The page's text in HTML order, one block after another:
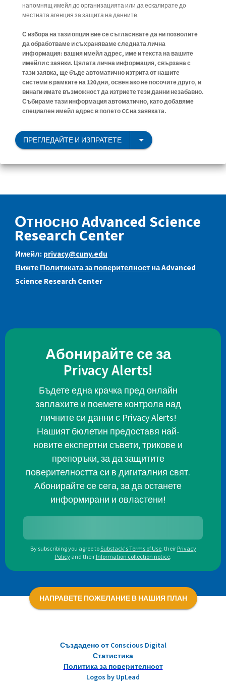
напомнящ имейл до организацията или да ескалирате до
местната агенция за защита на данните.
С избора на тази опция вие се съгласявате да ни позволите
да обработваме и съхраняваме следната лична
информация: вашия имейл адрес, име и текста на вашите
имейли с заявки. Цялата лична информация, свързана с
тази заявка, ще бъде автоматично изтрита от нашите
системи в рамките на 120 дни, освен ако не посочите друго, и
винаги имате възможност да изтриете тези данни незабавно.
Събираме тази информация автоматично, като добавяме
специален имейл адрес в полето CC на заявката.
ПРЕГЛЕДАЙТЕ И ИЗПРАТЕТЕ
Относно Advanced Science
Research Center
Имейл: privacy@cuny.edu
Вижте Политиката за поверителност на Advanced
Science Research Center
Абонирайте се за
Privacy Alerts!
Бъдете една крачка пред онлайн
заплахите и поемете контрола над
личните си данни с Privacy Alerts!
Нашият бюлетин предоставя най-
новите експертни съвети, трикове и
препоръки, за да защитите
поверителността си в дигиталния свят.
Абонирайте се сега, за да останете
информирани и овластени!
By subscribing you agree toSubstack's Terms of Use, their Privacy
Policy and their Information collection notice.
НАПРАВЕТЕ ПОЖЕЛАНИЕ В НАШИЯ ПЛАН
Създадено от Conscious Digital
Статистика
Политика за поверителност
Logos by UpLead